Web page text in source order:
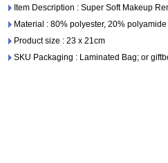
Item Description : Super Soft Makeup
Material : 80% polyester, 20% polyamide
Product size : 23 x 21cm
SKU Packaging : Laminated Bag; or